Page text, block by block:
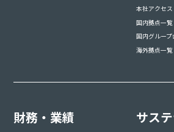
本社アクセス
国内拠点一覧
国内グルー
海外拠点一覧
財務・業績 サス